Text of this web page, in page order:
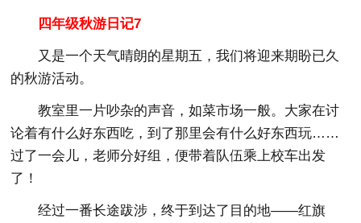
四年级秋游日记7
又是一个天气晴朗的星期五，我们将迎来期盼已久
的秋游活动。
教室里一片吵杂的声音，如菜市场一般。大家在讨
论着有什么好东西吃，到了那里会有什么好东西玩……
过了一会儿，老师分好组，便带着队伍乘上校车出发
了！
经过一番长途跋涉，终于到达了目的地——红旗